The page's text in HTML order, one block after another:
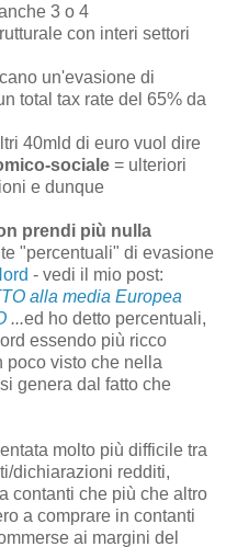
3 o 4
con interi settori
un'evasione di
total tax rate del 65% da
40mld di euro vuol dire
sociale = ulteriori
e dunque
prendi più nulla
"percentuali" di evasione
- vedi il mio post:
alla media Europea
...ed ho detto percentuali,
essendo più ricco
poco visto che nella
genera dal fatto che
molto più difficile tra
dichiarazioni redditi,
contanti che più che altro
a comprare in contanti
ai margini del